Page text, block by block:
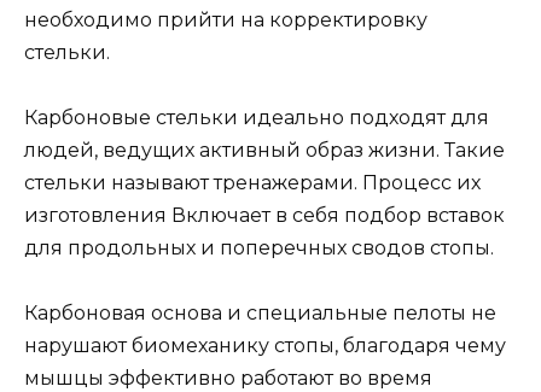
необходимо прийти на корректировку
стельки.
Карбоновые стельки идеально подходят для
людей, ведущих активный образ жизни. Такие
стельки называют тренажерами. Процесс их
изготовления Включает в себя подбор вставок
для продольных и поперечных сводов стопы.
Карбоновая основа и специальные пелоты не
нарушают биомеханику стопы, благодаря чему
мышцы эффективно работают во время